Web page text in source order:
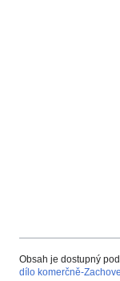
Obsah je dostupný pod
dílo komerčně-